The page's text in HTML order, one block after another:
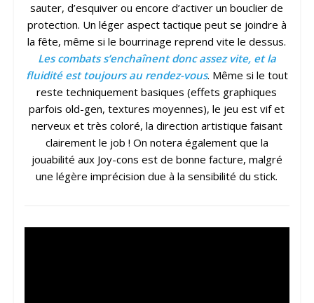
sauter, d’esquiver ou encore d’activer un bouclier de
protection. Un léger aspect tactique peut se joindre à
la fête, même si le bourrinage reprend vite le dessus.
Les combats s’enchaînent donc assez vite, et la
fluidité est toujours au rendez-vous. Même si le tout
reste techniquement basiques (effets graphiques
parfois old-gen, textures moyennes), le jeu est vif et
nerveux et très coloré, la direction artistique faisant
clairement le job ! On notera également que la
jouabilité aux Joy-cons est de bonne facture, malgré
une légère imprécision due à la sensibilité du stick.